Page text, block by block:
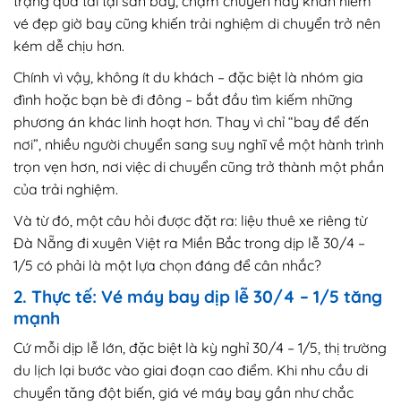
vé đẹp giờ bay cũng khiến trải nghiệm di chuyển trở nên
kém dễ chịu hơn.
Chính vì vậy, không ít du khách – đặc biệt là nhóm gia
đình hoặc bạn bè đi đông – bắt đầu tìm kiếm những
phương án khác linh hoạt hơn. Thay vì chỉ “bay để đến
nơi”, nhiều người chuyển sang suy nghĩ về một hành trình
trọn vẹn hơn, nơi việc di chuyển cũng trở thành một phần
của trải nghiệm.
Và từ đó, một câu hỏi được đặt ra: liệu thuê xe riêng từ
Đà Nẵng đi xuyên Việt ra Miền Bắc trong dịp lễ 30/4 –
1/5 có phải là một lựa chọn đáng để cân nhắc?
2. Thực tế: Vé máy bay dịp lễ 30/4 – 1/5 tăng
mạnh
Cứ mỗi dịp lễ lớn, đặc biệt là kỳ nghỉ 30/4 – 1/5, thị trường
du lịch lại bước vào giai đoạn cao điểm. Khi nhu cầu di
chuyển tăng đột biến, giá vé máy bay gần như chắc